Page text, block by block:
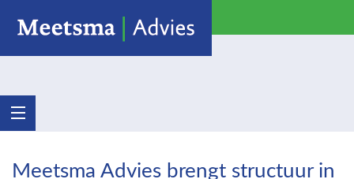
Meetsma Advies brengt structuur in